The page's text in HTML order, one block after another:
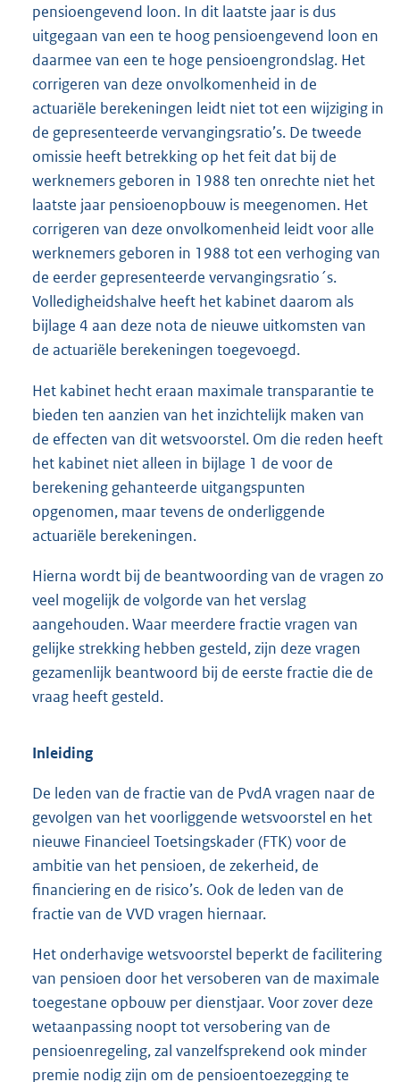
pensioengevend loon. In dit laatste jaar is dus
uitgegaan van een te hoog pensioengevend loon en
daarmee van een te hoge pensioengrondslag. Het
corrigeren van deze onvolkomenheid in de
actuariële berekeningen leidt niet tot een wijziging in
de gepresenteerde vervangingsratio’s. De tweede
omissie heeft betrekking op het feit dat bij de
werknemers geboren in 1988 ten onrechte niet het
laatste jaar pensioenopbouw is meegenomen. Het
corrigeren van deze onvolkomenheid leidt voor alle
werknemers geboren in 1988 tot een verhoging van
de eerder gepresenteerde vervangingsratio´s.
Volledigheidshalve heeft het kabinet daarom als
bijlage 4 aan deze nota de nieuwe uitkomsten van
de actuariële berekeningen toegevoegd.
Het kabinet hecht eraan maximale transparantie te
bieden ten aanzien van het inzichtelijk maken van
de effecten van dit wetsvoorstel. Om die reden heeft
het kabinet niet alleen in bijlage 1 de voor de
berekening gehanteerde uitgangspunten
opgenomen, maar tevens de onderliggende
actuariële berekeningen.
Hierna wordt bij de beantwoording van de vragen zo
veel mogelijk de volgorde van het verslag
aangehouden. Waar meerdere fractie vragen van
gelijke strekking hebben gesteld, zijn deze vragen
gezamenlijk beantwoord bij de eerste fractie die de
vraag heeft gesteld.
Inleiding
De leden van de fractie van de PvdA vragen naar de
gevolgen van het voorliggende wetsvoorstel en het
nieuwe Financieel Toetsingskader (FTK) voor de
ambitie van het pensioen, de zekerheid, de
financiering en de risico’s. Ook de leden van de
fractie van de VVD vragen hiernaar.
Het onderhavige wetsvoorstel beperkt de facilitering
van pensioen door het versoberen van de maximale
toegestane opbouw per dienstjaar. Voor zover deze
wetaanpassing noopt tot versobering van de
pensioenregeling, zal vanzelfsprekend ook minder
premie nodig zijn om de pensioentoezegging te